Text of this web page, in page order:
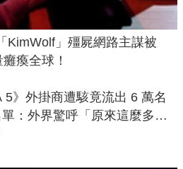
KimWolf」殭屍網路主謀被
瘓全球！
5》外掛商遭駭竟流出 6 萬名
：外界驚呼「原來這麼多人
」